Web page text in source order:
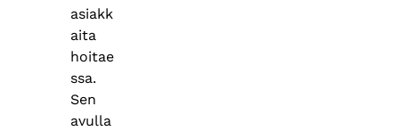
asiakk
aita
hoitae
ssa.
Sen
avulla